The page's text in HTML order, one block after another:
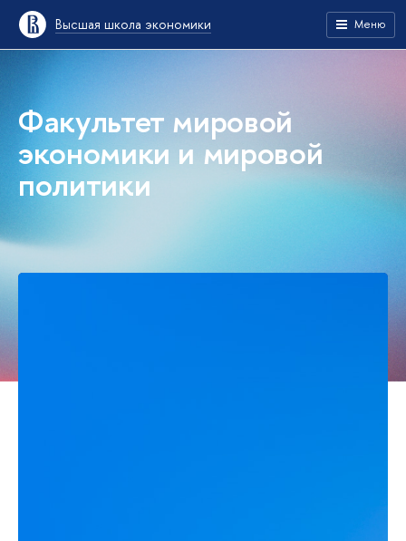
Высшая школа экономики Меню
Факультет мировой
экономики и мировой
политики